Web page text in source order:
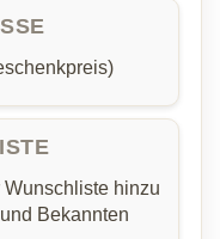
hinzu
Bekannten